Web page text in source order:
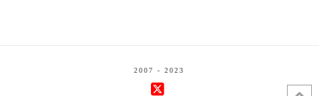
2007 - 2023